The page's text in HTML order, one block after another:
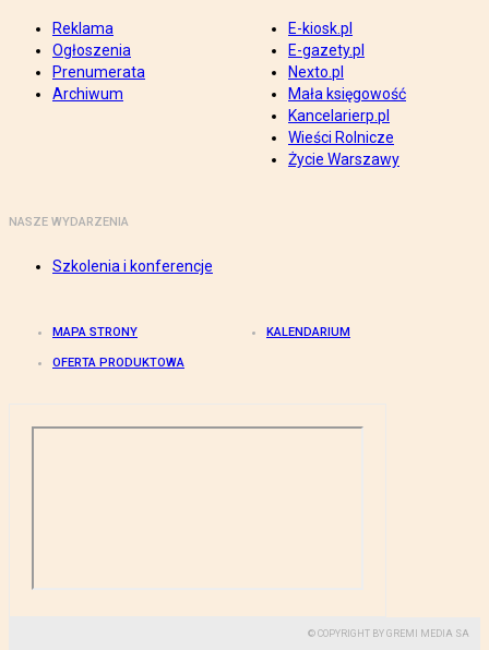
Reklama
Ogłoszenia
Prenumerata
Archiwum
E-kiosk.pl
E-gazety.pl
Nexto.pl
Mała księgowość
Kancelarierp.pl
Wieści Rolnicze
Życie Warszawy
NASZE WYDARZENIA
Szkolenia i konferencje
MAPA STRONY KALENDARIUM
OFERTA PRODUKTOWA
© COPYRIGHT BY GREMI MEDIA SA